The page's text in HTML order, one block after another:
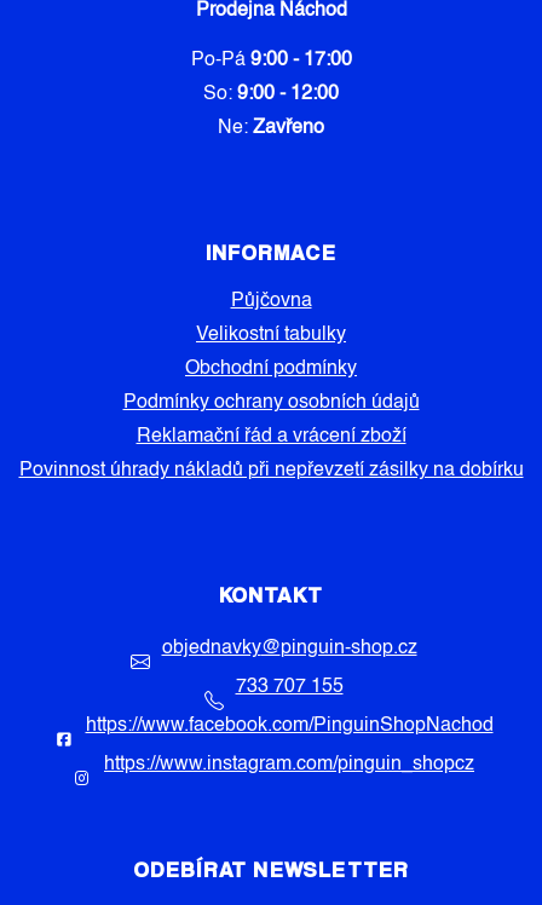
Prodejna Náchod
Po-Pá 9:00 - 17:00
So: 9:00 - 12:00
Ne: Zavřeno
INFORMACE
Půjčovna
Velikostní tabulky
Obchodní podmínky
Podmínky ochrany osobních údajů
Reklamační řád a vrácení zboží
Povinnost úhrady nákladů při nepřevzetí zásilky na dobírku
KONTAKT
objednavky@pinguin-shop.cz
733 707 155
https://www.facebook.com/PinguinShopNachod
https://www.instagram.com/pinguin_shopcz
ODEBÍRAT NEWSLETTER